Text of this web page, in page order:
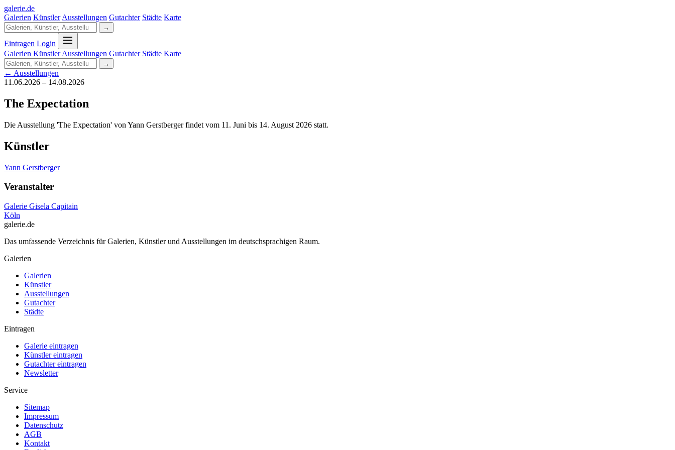
galerie.de
Galerien Künstler Ausstellungen Gutachter Städte Karte
→
Eintragen Login
Galerien Künstler Ausstellungen Gutachter Städte Karte
→
← Ausstellungen
11.06.2026 – 14.08.2026
The Expectation
Die Ausstellung 'The Expectation' von Yann Gerstberger findet vom 11. Juni bis 14. August 2026 statt.
Künstler
Yann Gerstberger
Veranstalter
Galerie Gisela Capitain
Köln
galerie.de
Das umfassende Verzeichnis für Galerien, Künstler und Ausstellungen im deutschsprachigen Raum.
Galerien
Galerien
Künstler
Ausstellungen
Gutachter
Städte
Eintragen
Galerie eintragen
Künstler eintragen
Gutachter eintragen
Newsletter
Service
Sitemap
Impressum
Datenschutz
AGB
Kontakt